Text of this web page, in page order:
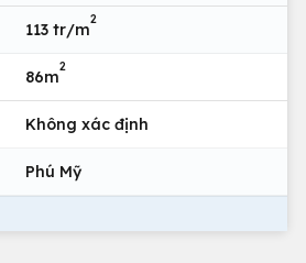
113 tr/m
2
86m
2
Không xác định
Phú Mỹ